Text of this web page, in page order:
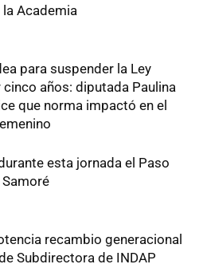
Academia
para suspender la Ley
cinco años: diputada Paulina
que norma impactó en el
esta jornada el Paso
recambio generacional
Subdirectora de INDAP